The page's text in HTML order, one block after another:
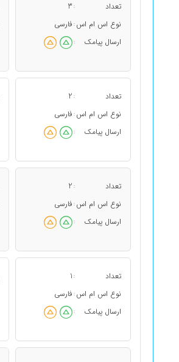
تعداد :
3
نوع اس ام اس : فارسی
ارسال پیامک
:
تعداد :
2
نوع اس ام اس : فارسی
ارسال پیامک
:
تعداد :
2
نوع اس ام اس : فارسی
ارسال پیامک
:
تعداد :
1
نوع اس ام اس : فارسی
ارسال پیامک
: